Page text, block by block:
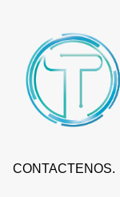
CONTACTENOS.